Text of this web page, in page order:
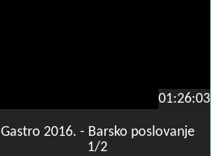
01:26:03
Gastro 2016. - Barsko poslovanje
1/2